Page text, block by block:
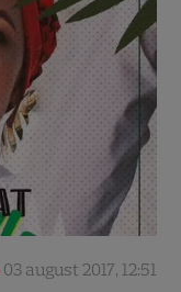
03 august 2017, 12:51